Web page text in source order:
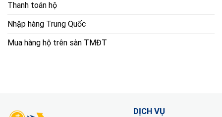
Thanh toán hộ
Nhập hàng Trung Quốc
Mua hàng hộ trên sàn TMĐT
DỊCH VỤ